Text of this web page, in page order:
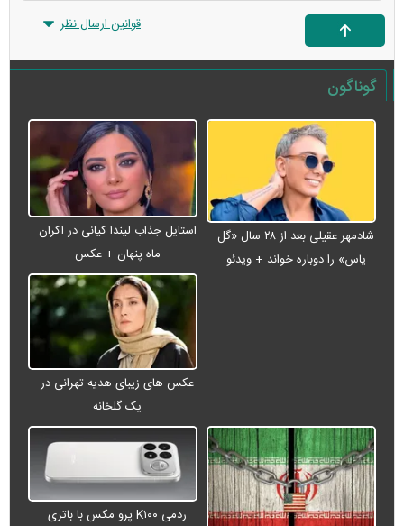
قوانین ارسال نظر
گوناگون
شادمهر عقیلی بعد از ۲۸ سال «گل
یاس» را دوباره خواند + ویدئو
استایل جذاب لیندا کیانی در اکران
ماه پنهان + عکس
عکس های زیبای هدیه تهرانی در
یک گلخانه
ردمی K۱۰۰ پرو مکس با باتری